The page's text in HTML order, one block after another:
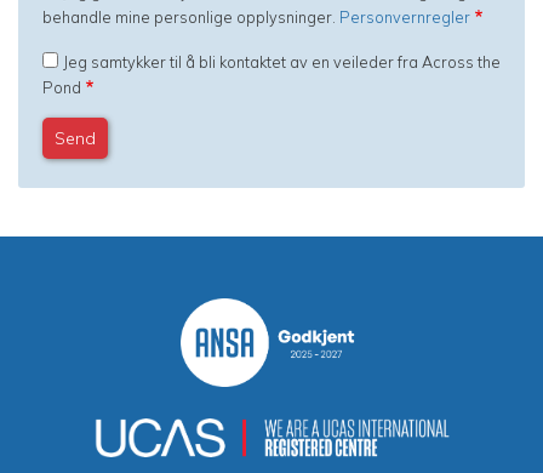
behandle mine personlige opplysninger. Personvernregler
Jeg samtykker til å bli kontaktet av en veileder fra Across the
Pond